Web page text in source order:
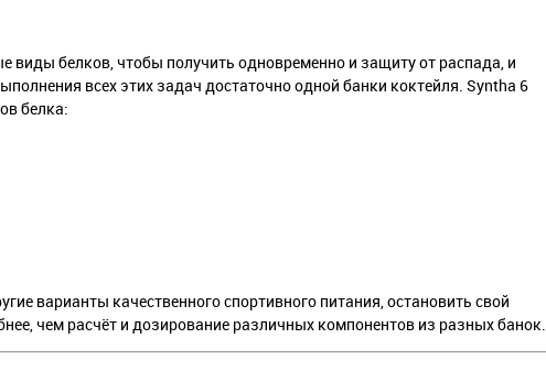
виды белков, чтобы получить одновременно и защиту от распада, и
всех этих задач достаточно одной банки коктейля. Syntha 6
белка:
варианты качественного спортивного питания, остановить свой
чем расчёт и дозирование различных компонентов из разных банок.